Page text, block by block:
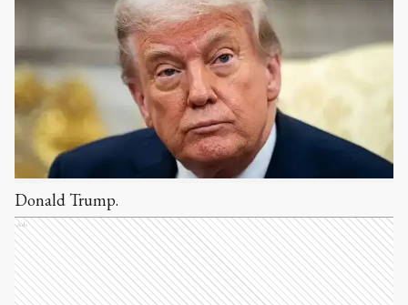
Donald Trump.
Ads